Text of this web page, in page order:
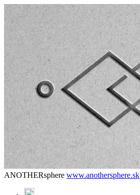
ANOTHERsphere www.anothersphere.sk